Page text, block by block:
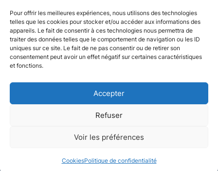
Pour offrir les meilleures expériences, nous utilisons des technologies
telles que les cookies pour stocker et/ou accéder aux informations des
appareils. Le fait de consentir à ces technologies nous permettra de
traiter des données telles que le comportement de navigation ou les ID
uniques sur ce site. Le fait de ne pas consentir ou de retirer son
consentement peut avoir un effet négatif sur certaines caractéristiques
et fonctions.
Accepter
Refuser
Voir les préférences
CookiesPolitique de confidentialité
Conception et réalisation :Plate